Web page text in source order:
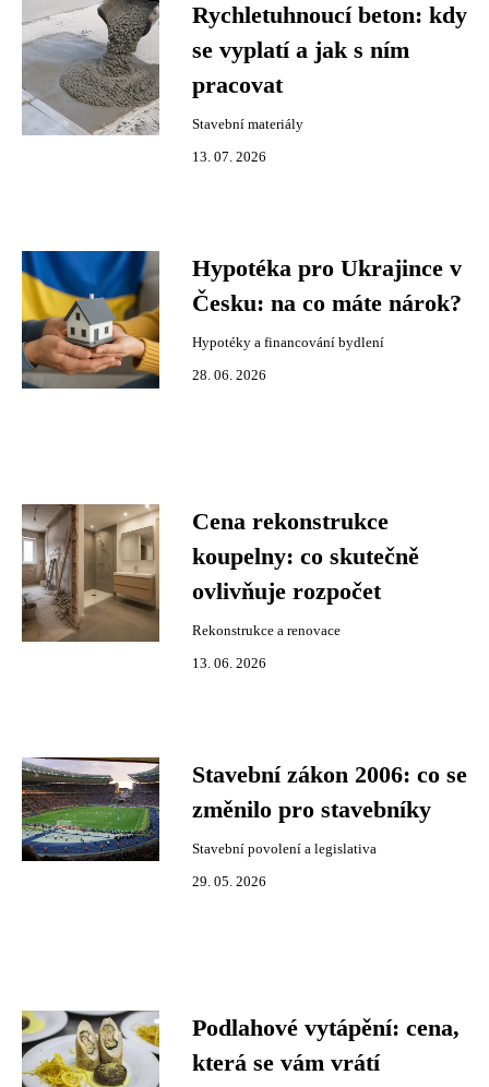
Rychletuhnoucí beton: kdy
se vyplatí a jak s ním
pracovat
Stavební materiály
13. 07. 2026
Hypotéka pro Ukrajince v
Česku: na co máte nárok?
Hypotéky a financování bydlení
28. 06. 2026
Cena rekonstrukce
koupelny: co skutečně
ovlivňuje rozpočet
Rekonstrukce a renovace
13. 06. 2026
Stavební zákon 2006: co se
změnilo pro stavebníky
Stavební povolení a legislativa
29. 05. 2026
Podlahové vytápění: cena,
která se vám vrátí